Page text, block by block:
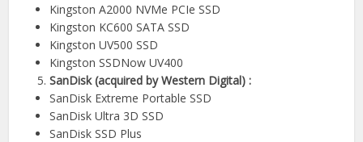
Kingston A2000 NVMe PCIe SSD
Kingston KC600 SATA SSD
Kingston UV500 SSD
Kingston SSDNow UV400
SanDisk (acquired by Western Digital) :
SanDisk Extreme Portable SSD
SanDisk Ultra 3D SSD
SanDisk SSD Plus